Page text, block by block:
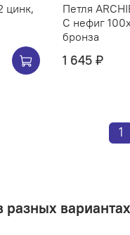
цинк,
Петля
C нефиг
бронза
1 645 ₽
1
разных